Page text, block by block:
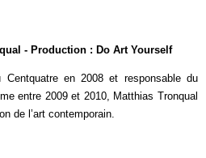
- Production : Do Art Yourself
en 2008 et responsable du
entre 2009 et 2010, Matthias Tronqual
de l’art contemporain.